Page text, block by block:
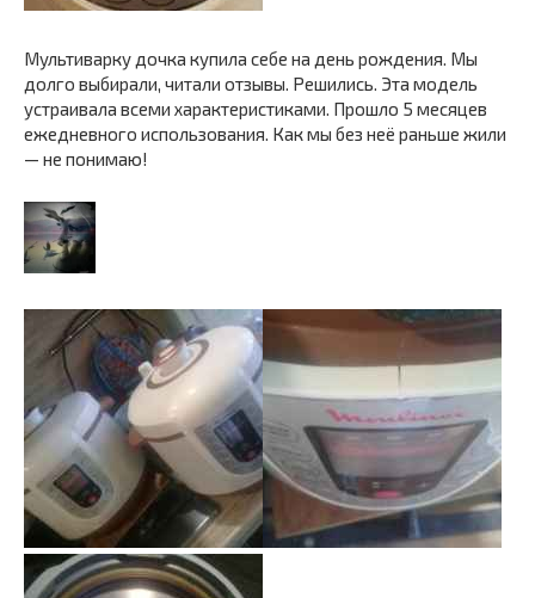
Мультиварку дочка купила себе на день рождения. Мы
долго выбирали, читали отзывы. Решились. Эта модель
устраивала всеми характеристиками. Прошло 5 месяцев
ежедневного использования. Как мы без неё раньше жили
— не понимаю!